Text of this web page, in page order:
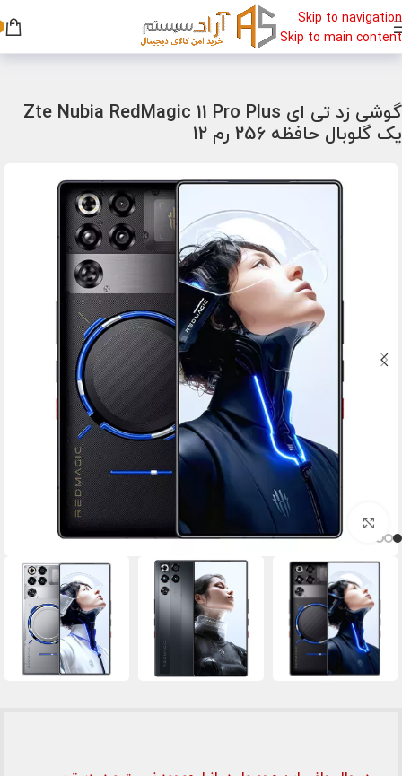
Skip to navigation
Skip to main content
خانه/گوشی/ گوشی گیمینگ
گوشی زد تی ای Zte Nubia RedMagic 11 Pro Plus
پک گلوبال حافظه 256 رم 12
برای بزرگنمایی کلیک کنید